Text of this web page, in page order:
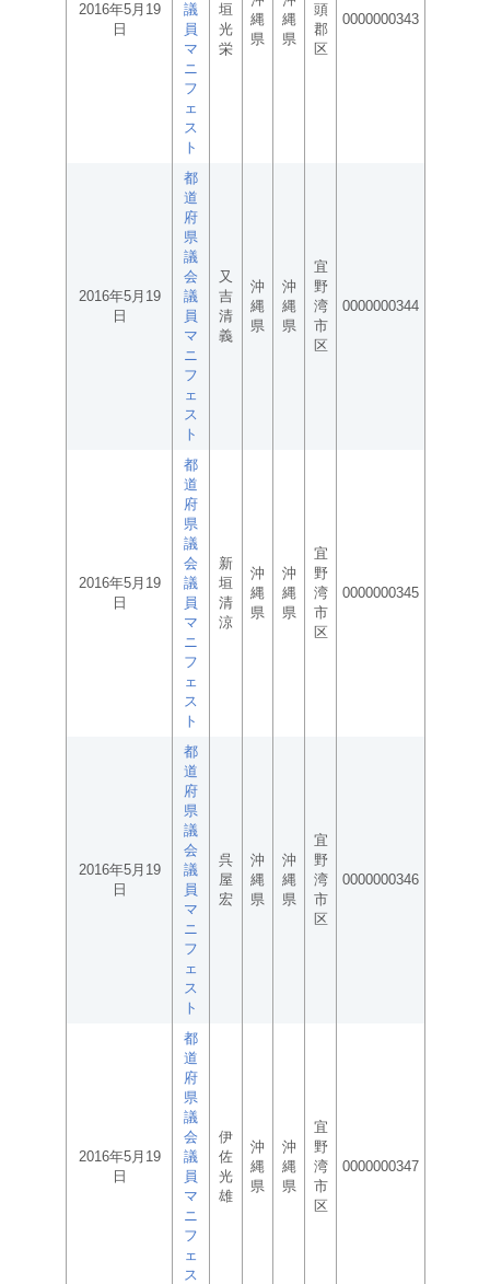
2016年5月19
日
議
員
マ
ニ
フ
ェ
ス
ト
垣
光
栄
縄
県
縄
県
頭
郡
区
0000000343
2016年5月19
日
都
道
府
県
議
会
議
員
マ
ニ
フ
ェ
ス
ト
又
吉
清
義
沖
縄
県
沖
縄
県
宜
野
湾
市
区
0000000344
2016年5月19
日
都
道
府
県
議
会
議
員
マ
ニ
フ
ェ
ス
ト
新
垣
清
涼
沖
縄
県
沖
縄
県
宜
野
湾
市
区
0000000345
2016年5月19
日
都
道
府
県
議
会
議
員
マ
ニ
フ
ェ
ス
ト
呉
屋
宏
沖
縄
県
沖
縄
県
宜
野
湾
市
区
0000000346
2016年5月19
日
都
道
府
県
議
会
議
員
マ
ニ
フ
ェ
ス
伊
佐
光
雄
沖
縄
県
沖
縄
県
宜
野
湾
市
区
0000000347